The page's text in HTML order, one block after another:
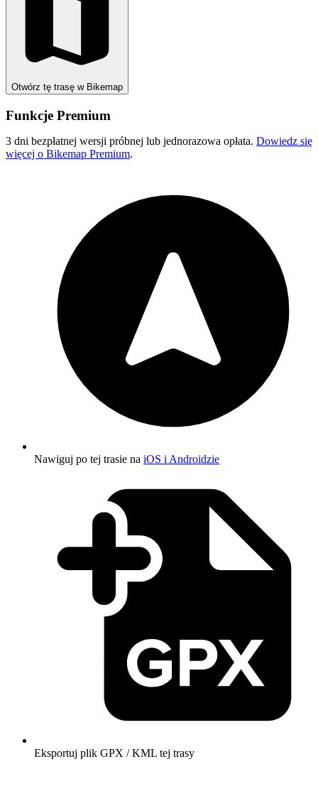
Otwórz tę trasę w Bikemap
Funkcje Premium
3 dni bezpłatnej wersji próbnej lub jednorazowa opłata. Dowiedz się
więcej o Bikemap Premium.
Nawiguj po tej trasie na iOS i Androidzie
Eksportuj plik GPX / KML tej trasy